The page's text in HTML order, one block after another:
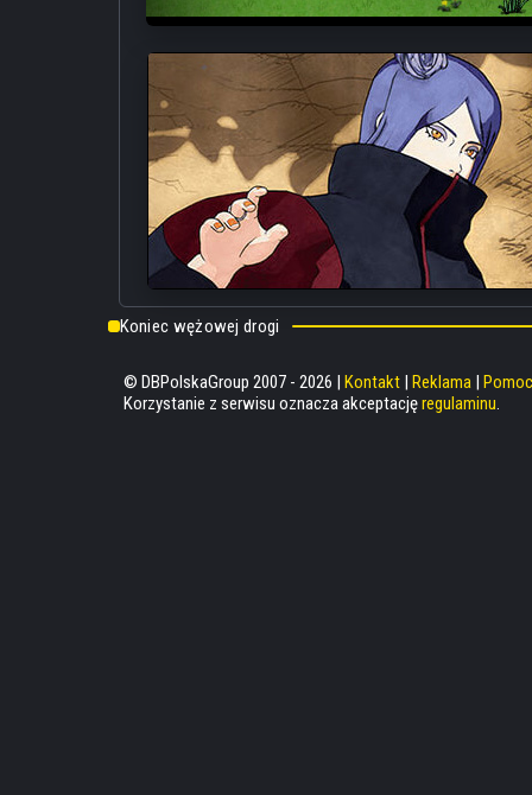
Koniec wężowej drogi
© DBPolskaGroup 2007 - 2026 | Kontakt| Reklama| Pomoc
Korzystanie z serwisu oznacza akceptacjęregulaminu.